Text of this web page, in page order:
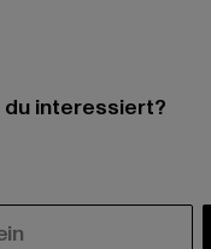
interessiert?